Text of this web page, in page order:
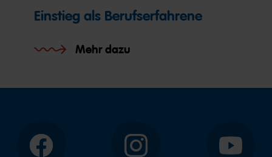
Einstieg als Berufserfahrene
Mehr dazu
Facebook Instagram YouTube